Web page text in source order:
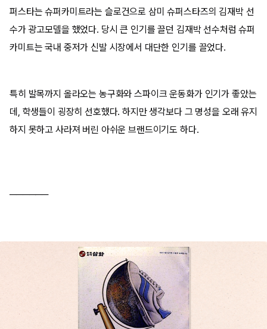
퍼스타는 슈퍼카미트라는 슬로건으로 삼미 슈퍼스타즈의 김재박 선
수가 광고모델을 했었다. 당시 큰 인기를 끌던 김재박 선수처럼 슈퍼
카미트는 국내 중저가 신발 시장에서 대단한 인기를 끌었다.
특히 발목까지 올라오는 농구화와 스파이크 운동화가 인기가 좋았는
데, 학생들이 굉장히 선호했다. 하지만 생각보다 그 명성을 오래 유지
하지 못하고 사라져 버린 아쉬운 브랜드이기도 하다.
──────